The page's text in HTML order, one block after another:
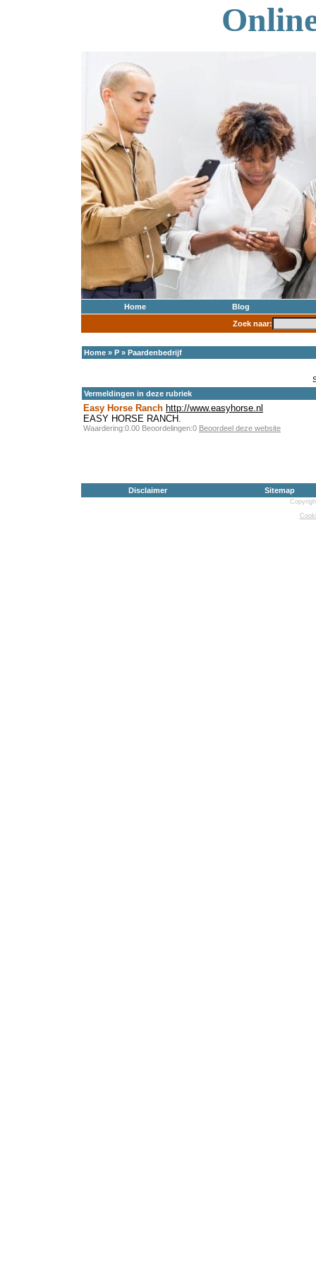
Home
Blog
Zoek naar:
Home » P » Paardenbedrijf
Vermeldingen in deze rubriek
Easy Horse Ranch http://www.easyhorse.nl
EASY HORSE RANCH.
Waardering:0.00 Beoordelingen:0 Beoordeel deze website
Disclaimer Sitemap